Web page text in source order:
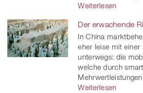
Weiterlesen
Der erwachende
In China
eher leise mit einer
unterwegs: die
welche durch
Weiterlesen